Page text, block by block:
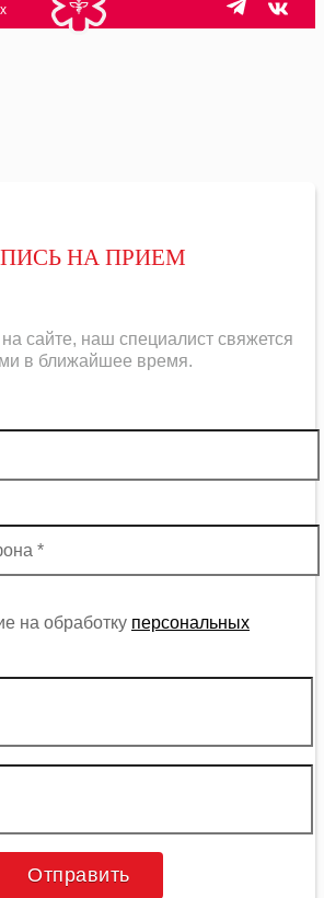
НА ПРИЕМ
на сайте, наш специалист свяжется
в ближайшее время.
на обработку персональных